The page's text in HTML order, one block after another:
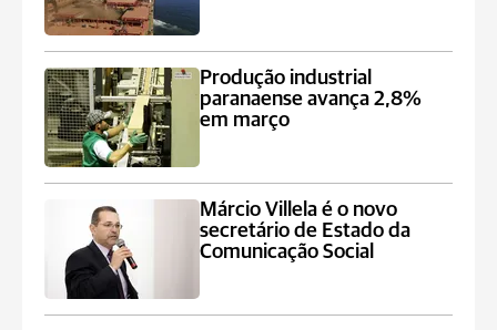
Produção industrial
paranaense avança 2,8%
em março
Márcio Villela é o novo
secretário de Estado da
Comunicação Social